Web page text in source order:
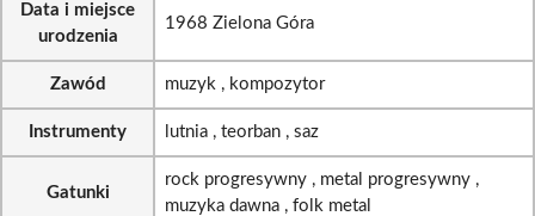
Data i miejsce
urodzenia
1968 Zielona Góra
Zawód muzyk , kompozytor
Instrumenty lutnia , teorban , saz
Gatunki
rock progresywny , metal progresywny ,
muzyka dawna , folk metal